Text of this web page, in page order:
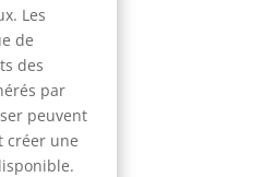
Les
de
des
par
peuvent
créer une